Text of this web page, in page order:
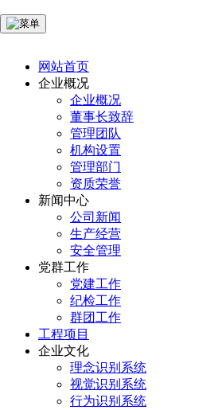
网站首页
企业概况
企业概况
董事长致辞
管理团队
机构设置
管理部门
资质荣誉
新闻中心
公司新闻
生产经营
安全管理
党群工作
党建工作
纪检工作
群团工作
工程项目
企业文化
理念识别系统
视觉识别系统
行为识别系统